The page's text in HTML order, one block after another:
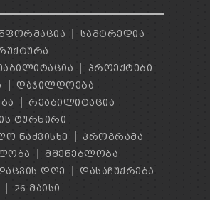
ᲡᲐᲛᲢᲠᲔᲓᲘᲐ
ᲞᲠᲝᲔᲥᲢᲔᲑᲘ
ᲓᲐᲯᲘᲚᲓᲝᲔᲑᲐ
ᲠᲔᲐᲑᲘᲚᲘᲢᲐᲪᲘᲐ
ᲢᲣᲠᲜᲘᲠᲘ
ᲜᲐᲫᲕᲘᲡᲮᲔ
ᲞᲠᲝᲒᲠᲐᲛᲐ
ᲛᲨᲔᲜᲔᲑᲚᲝᲑᲐ
ᲓᲦᲔ
ᲓᲐᲡᲐᲩᲣᲥᲠᲔᲑᲐ
26 ᲛᲐᲘᲡᲘ